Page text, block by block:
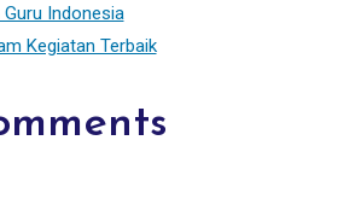
Indonesia
Kegiatan Terbaik